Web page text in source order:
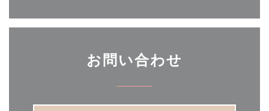
お問い合わせ